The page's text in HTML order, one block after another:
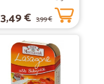
3,49 € 3,99 €